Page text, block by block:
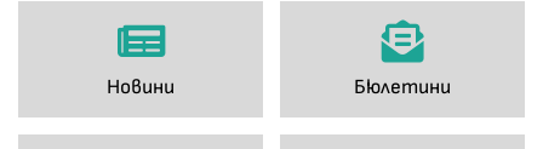
Новини Бюлетини